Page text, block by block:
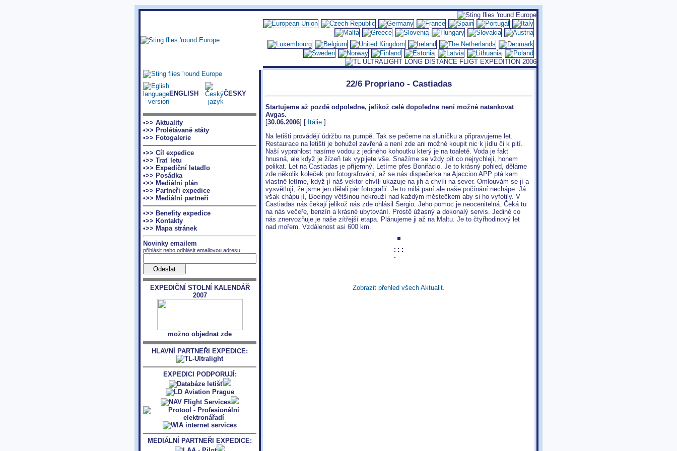
ENGLISH ČESKY
•>> Aktuality
•>> Prolétávané státy
•>> Fotogalerie
•>> Cíl expedice
•>> Trať letu
•>> Expediční letadlo
•>> Posádka
•>> Mediální plán
•>> Partneři expedice
•>> Mediální partneři
•>> Benefity expedice
•>> Kontakty
•>> Mapa stránek
Novinky emailem
přihlásit nebo odhlásit emailovou adresu:
EXPEDIČNÍ STOLNÍ KALENDÁŘ
2007
možno objednat zde
HLAVNÍ PARTNEŘI EXPEDICE:
EXPEDICI PODPORUJÍ:
MEDIÁLNÍ PARTNEŘI EXPEDICE:
22/6 Propriano - Castiadas
Startujeme až pozdě odpoledne, jelikož celé dopoledne není možné natankovat
Avgas.
[30.06.2006] [ Itálie ]
Na letišti provádějí údržbu na pumpě. Tak se pečeme na sluníčku a připravujeme let.
Restaurace na letišti je bohužel zavřená a není zde ani možné koupit nic k jídlu či k pití.
Naší vyprahlost hasíme vodou z jediného kohoutku který je na toaletě. Voda je fakt
hnusná, ale když je žízeň tak vypijete vše. Snažíme se vždy pít co nejrychleji, honem
polikat. Let na Castiadas je příjemný. Letíme přes Bonifácio. Je to krásný pohled, děláme
zde několik koleček pro fotografování, až se nás dispečerka na Ajaccion APP ptá kam
vlastně letíme, když jí náš vektor chvíli ukazuje na jih a chvíli na sever. Omlouvám se jí a
vysvětluji, že jsme jen dělali pár fotografií. Je to milá paní ale naše počínání nechápe. Já
však chápu jí, Boeingy většinou nekrouží nad každým městečkem aby si ho vyfotily. V
Castiadas nás čekají jelikož nás zde ohlásil Sergio. Jeho pomoc je neocenitelná. Čeká tu
na nás večeře, benzín a krásné ubytování. Prostě úžasný a dokonalý servis. Jediné co
nás znervozňuje je naše zítřejší etapa. Plánujeme ji až na Maltu. Je to čtyřhodinový let
nad mořem. Vzdálenost asi 600 km.
Zobrazit přehled všech Aktualit.